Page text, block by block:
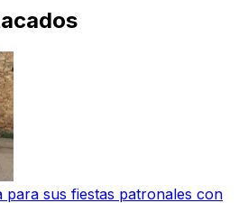
para sus fiestas patronales con